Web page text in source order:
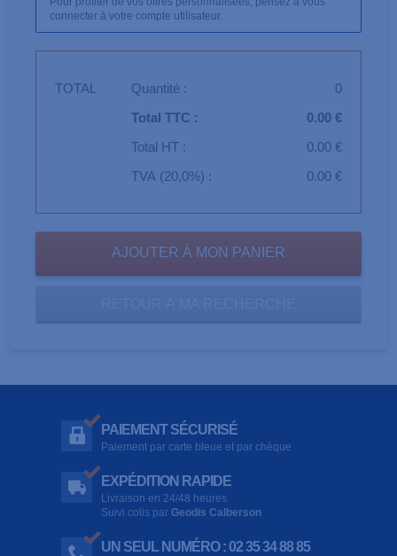
connecter à votre compte utilisateur.
TOTAL Quantité :
0
Total TTC :
0.00 €
Total HT :
0.00 €
TVA (20,0%) :
0.00 €
PAIEMENT SÉCURISÉ
Paiement par carte bleue et par chèque
EXPÉDITION RAPIDE
Livraison en 24/48 heures
Suivi colis par Geodis Calberson
UN SEUL NUMÉRO : 02 35 34 88 85